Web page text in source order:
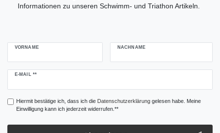
Informationen zu unseren Schwimm- und Triathon Artikeln.
VORNAME NACHNAME
E-MAIL **
Newsletter
Hiermit bestätige ich, dass ich die Daten­schutz­erklärunggelesen habe. Meine
Einwilligung kann ich jederzeit widerrufen.**